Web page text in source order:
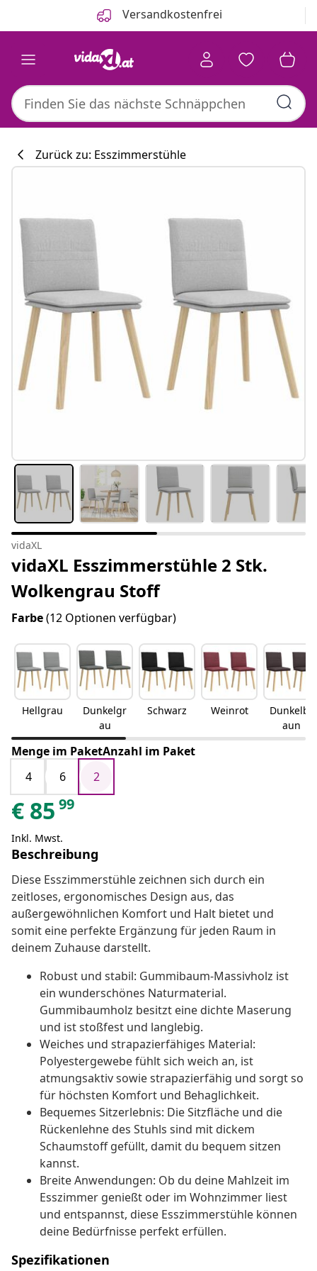
Versandkostenfrei
Zurück zu: Esszimmerstühle
vidaXL
vidaXL Esszimmerstühle 2 Stk.
Wolkengrau Stoff
Farbe(12 Optionen verfügbar)
Hellgrau
Dunkelgr
au
Schwarz Weinrot
Dunkelbr
aun
Menge im PaketAnzahl im Paket
4
6 2
€ 85 99
Inkl. Mwst.
Beschreibung
Diese Esszimmerstühle zeichnen sich durch ein
zeitloses, ergonomisches Design aus, das
außergewöhnlichen Komfort und Halt bietet und
somit eine perfekte Ergänzung für jeden Raum in
deinem Zuhause darstellt.
Robust und stabil: Gummibaum-Massivholz ist
ein wunderschönes Naturmaterial.
Gummibaumholz besitzt eine dichte Maserung
und ist stoßfest und langlebig.
Weiches und strapazierfähiges Material:
Polyestergewebe fühlt sich weich an, ist
atmungsaktiv sowie strapazierfähig und sorgt so
für höchsten Komfort und Behaglichkeit.
Bequemes Sitzerlebnis: Die Sitzfläche und die
Rückenlehne des Stuhls sind mit dickem
Schaumstoff gefüllt, damit du bequem sitzen
kannst.
Breite Anwendungen: Ob du deine Mahlzeit im
Esszimmer genießt oder im Wohnzimmer liest
und entspannst, diese Esszimmerstühle können
deine Bedürfnisse perfekt erfüllen.
Spezifikationen